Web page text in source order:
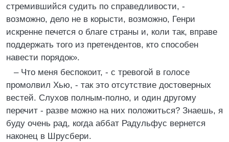
стремившийся судить по справедливости, -
возможно, дело не в корысти, возможно, Генри
искренне печется о благе страны и, коли так, вправе
поддержать того из претендентов, кто способен
навести порядок».
– Что меня беспокоит, - с тревогой в голосе
промолвил Хью, - так это отсутствие достоверных
вестей. Слухов полным-полно, и один другому
перечит - разве можно на них положиться? Знаешь, я
буду очень рад, когда аббат Радульфус вернется
наконец в Шрусбери.